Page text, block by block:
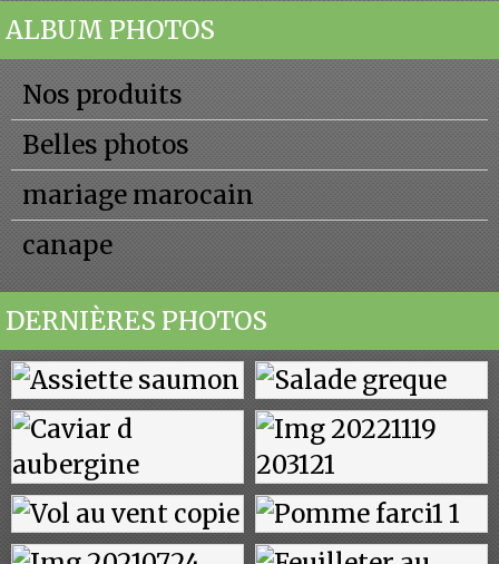
ALBUM PHOTOS
Nos produits
Belles photos
mariage marocain
canape
DERNIÈRES PHOTOS